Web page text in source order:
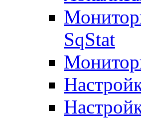
SqStat